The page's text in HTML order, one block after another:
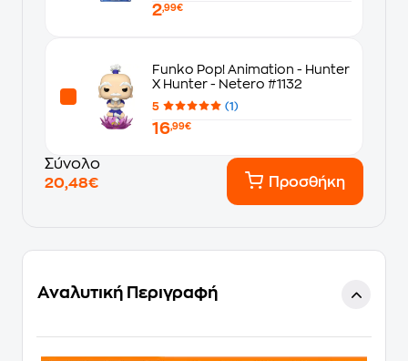
2,99€
Funko Pop! Animation - Hunter
X Hunter - Netero #1132
5 (1)
16,99€
Σύνολο
20,48€
Προσθήκη
Αναλυτική Περιγραφή